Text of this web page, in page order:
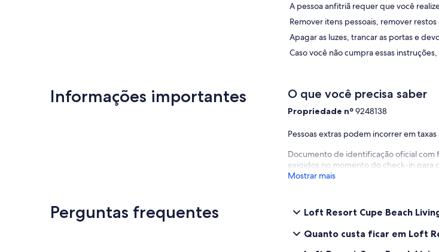
A pessoa anfitriã requer que você
Remover itens pessoais, remover
Apagar as luzes, trancar as portas e
Caso você não cumpra essas
Informações importantes O que você precisa saber
Propriedade nº9248138
Pessoas extras podem incorrer em
Documento de identificação oficial
exigidos no momento do check-in para
Mostrar mais
Perguntas frequentes
Loft Resort Cupe Beach
Quanto custa ficar em Loft